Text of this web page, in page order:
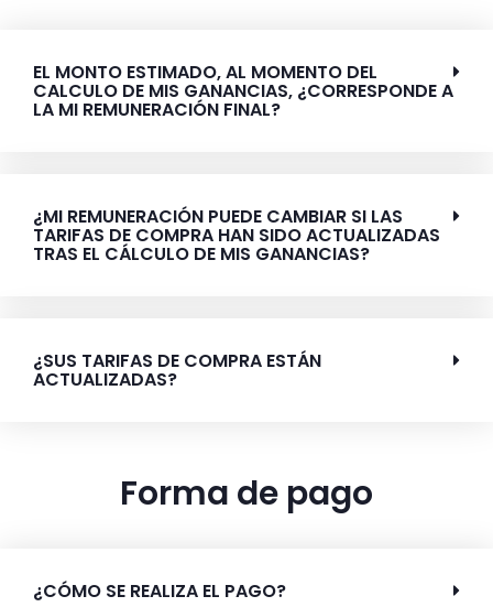
EL MONTO ESTIMADO, AL MOMENTO DEL
CALCULO DE MIS GANANCIAS, ¿CORRESPONDE A
LA MI REMUNERACIÓN FINAL?
¿MI REMUNERACIÓN PUEDE CAMBIAR SI LAS
TARIFAS DE COMPRA HAN SIDO ACTUALIZADAS
TRAS EL CÁLCULO DE MIS GANANCIAS?
¿SUS TARIFAS DE COMPRA ESTÁN
ACTUALIZADAS?
Forma de pago
¿CÓMO SE REALIZA EL PAGO?